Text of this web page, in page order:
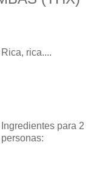
Rica, rica....
Ingredientes para 2
personas: